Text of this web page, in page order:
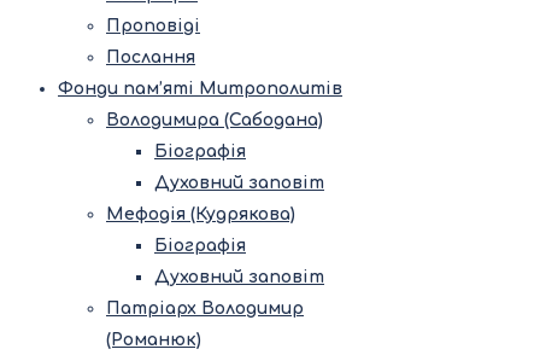
Проповіді
Послання
Фонди пам’яті Митрополитів
Володимира (Сабодана)
Біографія
Духовний заповіт
Мефодія (Кудрякова)
Біографія
Духовний заповіт
Патріарх Володимир
(Романюк)